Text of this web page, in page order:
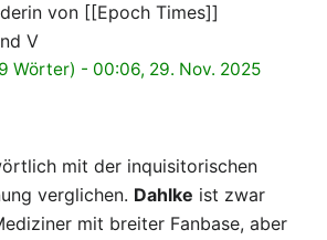
von [[Epoch Times]]
V
Wörter) - 00:06, 29. Nov. 2025
mit der inquisitorischen
verglichen. Dahlke ist zwar
mit breiter Fanbase, aber